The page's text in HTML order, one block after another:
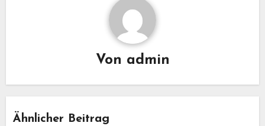
Von admin
Ähnlicher Beitrag